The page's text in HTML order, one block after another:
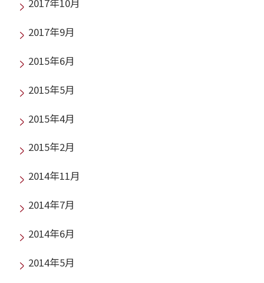
2017年10月
2017年9月
2015年6月
2015年5月
2015年4月
2015年2月
2014年11月
2014年7月
2014年6月
2014年5月